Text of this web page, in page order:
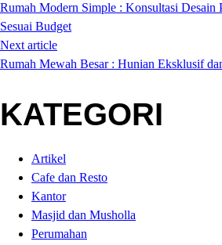
Rumah Modern Simple : Konsultasi Desain
Sesuai Budget
Next article
Rumah Mewah Besar : Hunian Eksklusif
KATEGORI
Artikel
Cafe dan Resto
Kantor
Masjid dan Musholla
Perumahan